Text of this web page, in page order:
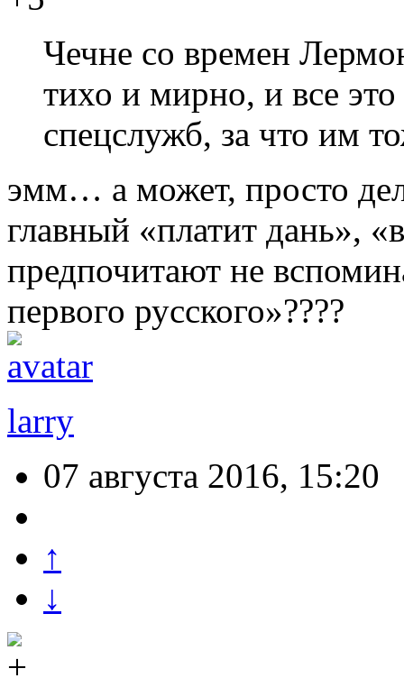
Чечне со времен
тихо и мирно, и все
спецслужб, за что им
эмм… а может, просто
главный «платит дань»,
предпочитают не
первого русского»????
larry
07 августа 2016, 15:20
↑
↓